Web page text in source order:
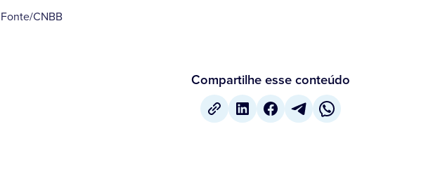
Fonte/CNBB
Compartilhe esse conteúdo